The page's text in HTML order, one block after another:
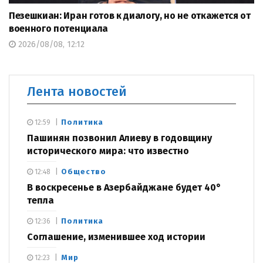
Пезешкиан: Иран готов к диалогу, но не откажется от
военного потенциала
2026/08/08, 12:12
Лента новостей
Политика
Пашинян позвонил Алиеву в годовщину
исторического мира: что известно
12:59
Общество
В воскресенье в Азербайджане будет 40°
тепла
12:48
Политика
Соглашение, изменившее ход истории
12:36
Мир
12:23